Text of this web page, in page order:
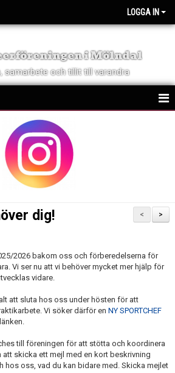
LOGGA IN
i Mölndal
samarbete och tillit till varandra
>
<
dig!
2026 bakom oss och förberedelserna för
Vi ser nu att vi behöver mycket mer hjälp för
vidare.
att sluta hos oss under hösten för att
Vi söker därför en NY SPORTCHEF
till föreningen för att stötta och koordinera
att skicka ett mejl med en kort beskrivning
hos oss, vad du kan bidare med. Skicka mejlet